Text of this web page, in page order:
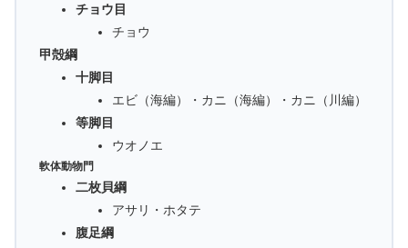
チョウ目
チョウ
甲殻綱
十脚目
エビ（海編）・カニ（海編）・カニ（川編）
等脚目
ウオノエ
軟体動物門
二枚貝綱
アサリ・ホタテ
腹足綱